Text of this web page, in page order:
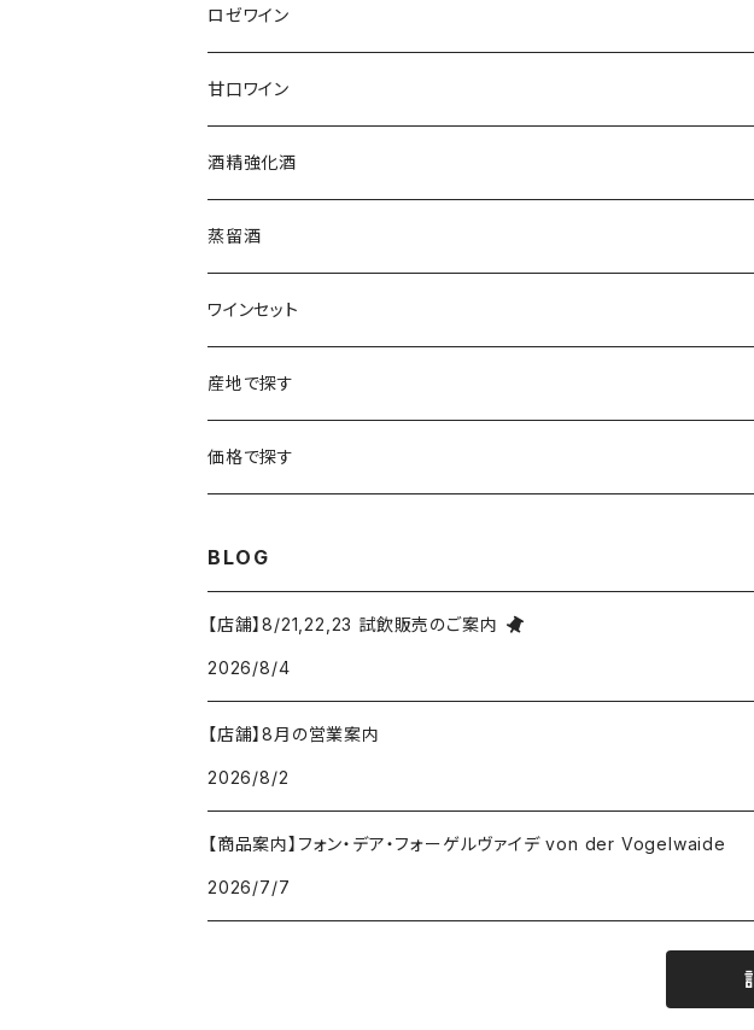
エティエンヌ・ルフェーヴル
クリスチャン・ゴセ
クロード・カザル
ジェローム・ルフェーヴル
シャルトーニュ・タイエ
シャルル・エドシック
ジャン・ラルマン
ドゥラモット
パイパー・エドシック
アルザス
ブルゴーニュ
ロワール
コトーシャンプノワ
ジュラ・サヴォワ
ドイツ
オーストラリア
ニュージーランド
南アフリカ
チリ
スロヴァキア
オーストリア
オレゴン州
ワシントン州
カリフォルニア州
フランス
アルザス
シュッド・ウエスト
ロワール
ジュラ・サヴォワ
シャンパーニュ
プロヴァンス
スロヴァキア
オーストラリア
ニュージーランド
南アフリカ
チリ
アメリカ
ワシントン州
カリフォルニア州
ロゼワイン
甘口ワイン
フランス
ソーテルヌ
酒精強化酒
蒸留酒
ワインセット
福袋
シャンパーニュセット
産地で探す
アメリカ
ワシントン州
カリフォルニア州
スロヴァキア
ニュージーランド
価格で探す
5,000円～6,999円
7,000円～9,999円
20,000円～29,999円
BLOG
【店舗】8/21,22,23 試飲販売のご案内
2026/8/4
【店舗】8月の営業案内
2026/8/2
【商品案内】フォン・デア・フォーゲルヴァイデ von der Vogelwaide
2026/7/7